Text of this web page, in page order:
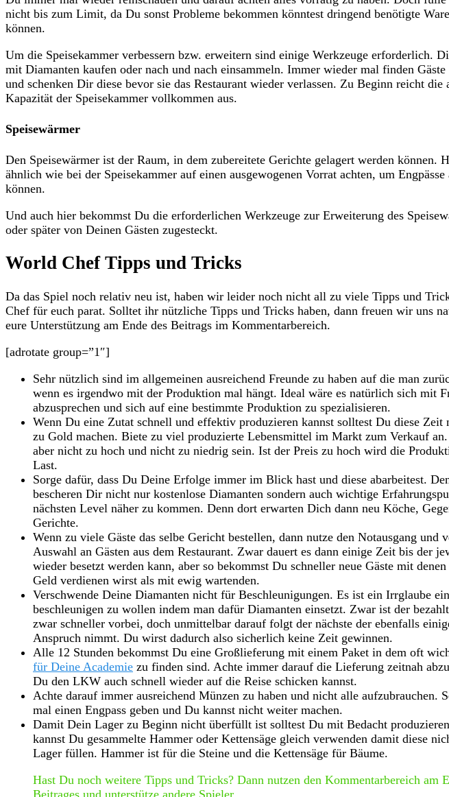
nicht bis zum Limit, da Du sonst Probleme bekommen könntest dringend benötigte
können.
Um die Speisekammer verbessern bzw. erweitern sind einige Werkzeuge erforderlich.
mit Diamanten kaufen oder nach und nach einsammeln. Immer wieder mal finden Gäste
und schenken Dir diese bevor sie das Restaurant wieder verlassen. Zu Beginn reicht die
Kapazität der Speisekammer vollkommen aus.
Speisewärmer
Den Speisewärmer ist der Raum, in dem zubereitete Gerichte gelagert werden können.
ähnlich wie bei der Speisekammer auf einen ausgewogenen Vorrat achten, um Engpässe
können.
Und auch hier bekommst Du die erforderlichen Werkzeuge zur Erweiterung des
oder später von Deinen Gästen zugesteckt.
World Chef Tipps und Tricks
Da das Spiel noch relativ neu ist, haben wir leider noch nicht all zu viele Tipps und
Chef für euch parat. Solltet ihr nützliche Tipps und Tricks haben, dann freuen wir uns
eure Unterstützung am Ende des Beitrags im Kommentarbereich.
[adrotate group=”1″]
Sehr nützlich sind im allgemeinen ausreichend Freunde zu haben auf die man
wenn es irgendwo mit der Produktion mal hängt. Ideal wäre es natürlich sich mit
abzusprechen und sich auf eine bestimmte Produktion zu spezialisieren.
Wenn Du eine Zutat schnell und effektiv produzieren kannst solltest Du diese Zeit
zu Gold machen. Biete zu viel produzierte Lebensmittel im Markt zum Verkauf
aber nicht zu hoch und nicht zu niedrig sein. Ist der Preis zu hoch wird die
Last.
Sorge dafür, dass Du Deine Erfolge immer im Blick hast und diese abarbeitest.
bescheren Dir nicht nur kostenlose Diamanten sondern auch wichtige
nächsten Level näher zu kommen. Denn dort erwarten Dich dann neu Köche,
Gerichte.
Wenn zu viele Gäste das selbe Gericht bestellen, dann nutze den Notausgang und
Auswahl an Gästen aus dem Restaurant. Zwar dauert es dann einige Zeit bis der
wieder besetzt werden kann, aber so bekommst Du schneller neue Gäste mit
Geld verdienen wirst als mit ewig wartenden.
Verschwende Deine Diamanten nicht für Beschleunigungen. Es ist ein Irrglaube
beschleunigen zu wollen indem man dafür Diamanten einsetzt. Zwar ist der
zwar schneller vorbei, doch unmittelbar darauf folgt der nächste der ebenfalls
Anspruch nimmt. Du wirst dadurch also sicherlich keine Zeit gewinnen.
Alle 12 Stunden bekommst Du eine Großlieferung mit einem Paket in dem oft
für Deine Academie zu finden sind. Achte immer darauf die Lieferung zeitnah
Du den LKW auch schnell wieder auf die Reise schicken kannst.
Achte darauf immer ausreichend Münzen zu haben und nicht alle aufzubrauchen.
mal einen Engpass geben und Du kannst nicht weiter machen.
Damit Dein Lager zu Beginn nicht überfüllt ist solltest Du mit Bedacht
kannst Du gesammelte Hammer oder Kettensäge gleich verwenden damit diese
Lager füllen. Hammer ist für die Steine und die Kettensäge für Bäume.
Hast Du noch weitere Tipps und Tricks? Dann nutzen den Kommentarbereich am
Beitrages und unterstütze andere Spieler.